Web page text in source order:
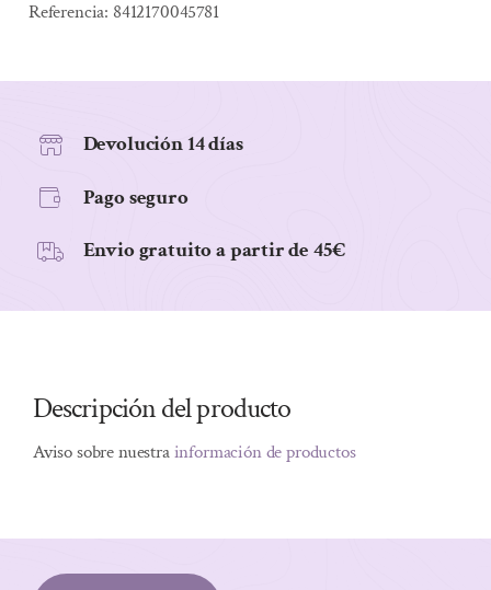
CREMA
cantidad
Referencia: 8412170045781
Devolución 14 días
Pago seguro
Envio gratuito a partir de 45€
Descripción del producto
Aviso sobre nuestrainformación de productos